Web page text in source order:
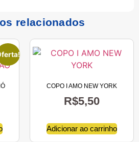
relacionados
COPO I AMO NEW YORK
R$5,50
Adicionar ao carrinho